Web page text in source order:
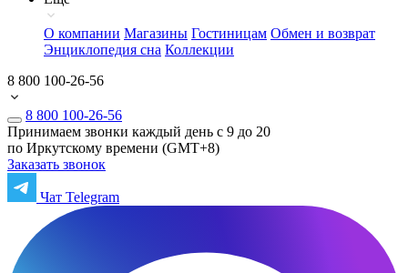
О компании Магазины Гостиницам Обмен и возврат
Энциклопедия сна Коллекции
8 800 100-26-56
8 800 100-26-56
Принимаем звонки каждый день с 9 до 20
по Иркутскому времени (GMT+8)
Заказать звонок
Чат Telegram